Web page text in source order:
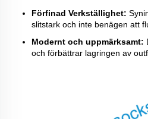
Förfinad Verkställighet:
slitstark och inte benägen att
Modernt och uppmärksamt:
och förbättrar lagringen av